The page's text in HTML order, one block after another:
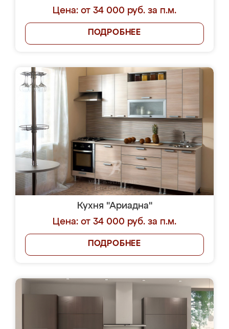
Цена: от 34 000 руб. за п.м.
ПОДРОБНЕЕ
Кухня "Ариадна"
Цена: от 34 000 руб. за п.м.
ПОДРОБНЕЕ